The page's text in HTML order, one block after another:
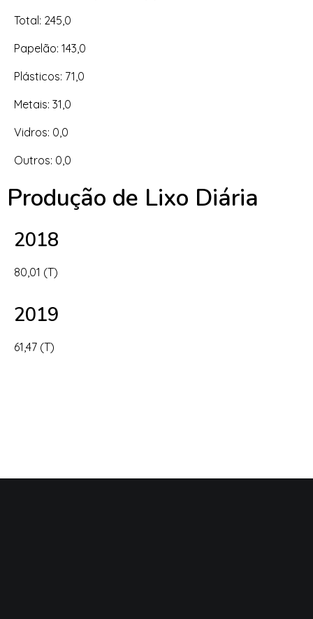
Total: 245,0
Papelão: 143,0
Plásticos: 71,0
Metais: 31,0
Vidros: 0,0
Outros: 0,0
Produção de Lixo Diária
2018
80,01 (T)
2019
61,47 (T)